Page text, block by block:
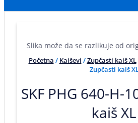
Slika može da se razlikuje od
Početna / Kaiševi /Zupčasti kaiš XL
Zupčasti kaiš
SKF PHG 640-H-
kaiš XL